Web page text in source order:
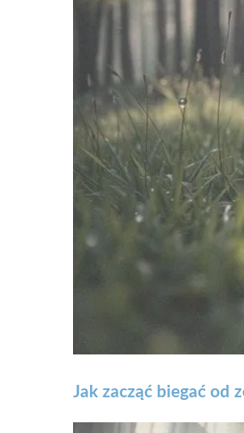
Jak zacząć biegać od